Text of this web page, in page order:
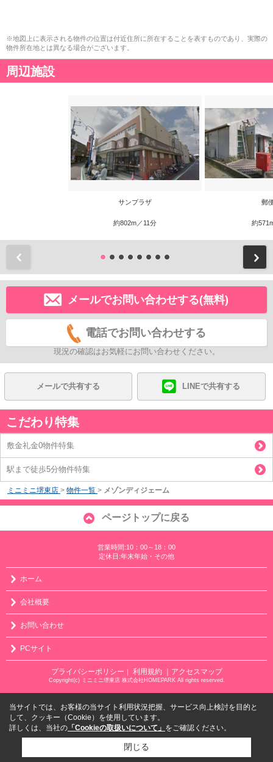
※地図上に表示される物件の位置は付近住所に所在することを表すものであり、実際の
物件所在地とは異なる場合がございます。
周辺施設
サンプラザ
約802m／11分
郵
約
メールでお問い合わせする(無料)
電話でお問い合わせする
現況の確認はお気軽にお問い合わせください。
メールで共有する LINEで共有する
こだわり特集
敷金礼金0物件特集
駅まで徒歩5分物件特集
ミニミニ堺東店 > 物件一覧 > メゾンディジェーム
ページトップに戻る
営業時間:10：00～18：00
定休日:年末年始・その他
ホーム
会社概要
お問い合わせ
PCサイト
プライバシーポリシー 利用規約 ｜アクセスマップ
Copyright(c) ミニミニ堺東店 株式会社HOMEPARK All rights reserved.
当サイトでは、お客様の当サイト利用状況把握、サービス向上検討を目的と
して、クッキー（Cookie）を使用しています。
詳しくは、当社の 「Cookieの取扱いについて」 をご確認ください。
閉じる